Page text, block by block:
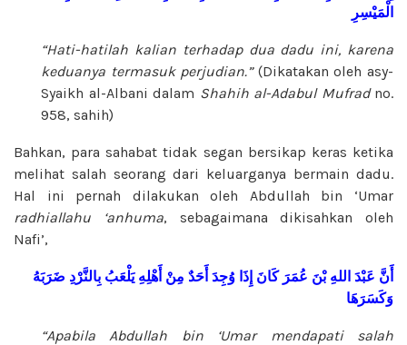
الْمَيْسِرِ
“Hati-hatilah kalian terhadap dua dadu ini, karena
keduanya termasuk perjudian.” (Dikatakan oleh asy-
Syaikh al-Albani dalam Shahih al-Adabul Mufrad no.
958, sahih)
Bahkan, para sahabat tidak segan bersikap keras ketika
melihat salah seorang dari keluarganya bermain dadu.
Hal ini pernah dilakukan oleh Abdullah bin ‘Umar
radhiallahu ‘anhuma, sebagaimana dikisahkan oleh
Nafi’,
أَنَّ عَبْدَ اللهِ بْنَ عُمَرَ كَانَ إِذَا وُجِدَ أَحَدٌ مِنْ أَهْلِهِ يَلْعَبُ بِالنَّرْدِ ضَرَبَهُ
وَكَسَرَهَا
“Apabila Abdullah bin ‘Umar mendapati salah